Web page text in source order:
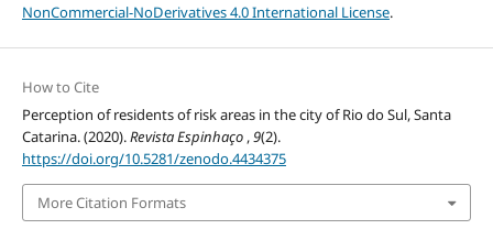
NonCommercial-NoDerivatives 4.0 International License.
How to Cite
Perception of residents of risk areas in the city of Rio do Sul, Santa
Catarina. (2020).Revista Espinhaço , 9(2).
https://doi.org/10.5281/zenodo.4434375
More Citation Formats